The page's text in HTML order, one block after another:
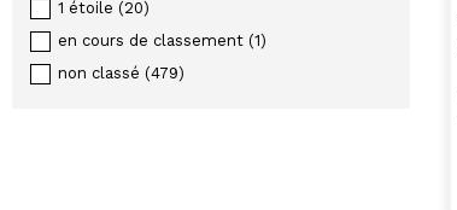
1 étoile (20)
en cours de classement (1)
non classé (479)